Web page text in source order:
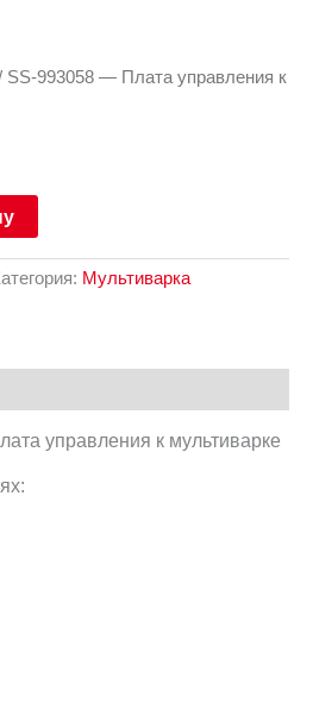
SS-993058 — Плата управления к
Мультиварка
управления к мультиварке